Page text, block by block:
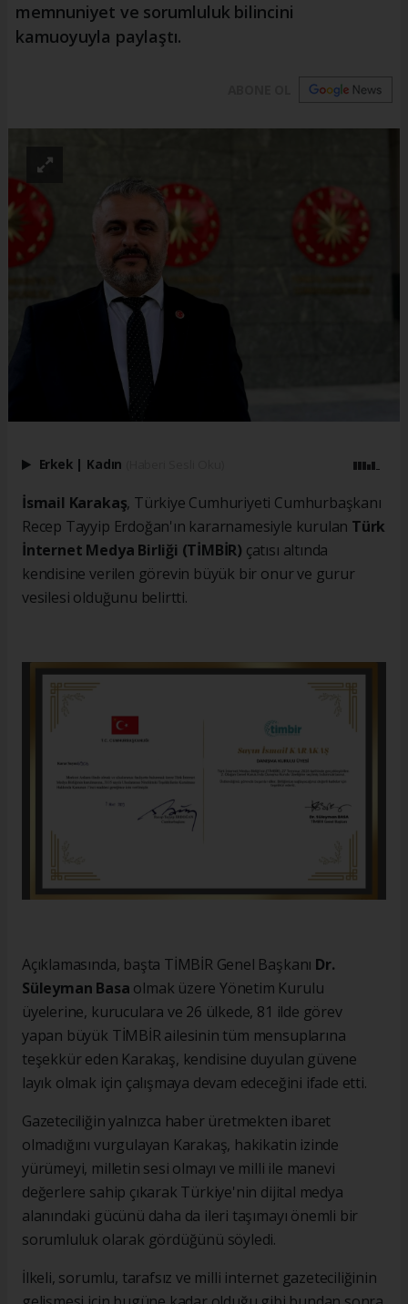
memnuniyet ve sorumluluk bilincini
kamuoyuyla paylaştı.
Erkek | Kadın
İsmail Karakaş, Türkiye Cumhuriyeti Cumhurbaşkanı
Recep Tayyip Erdoğan'ın kararnamesiyle kurulan Türk
İnternet Medya Birliği (TİMBİR) çatısı altında
kendisine verilen görevin büyük bir onur ve gurur
vesilesi olduğunu belirtti.
Açıklamasında, başta TİMBİR Genel Başkanı Dr.
Süleyman Basa olmak üzere Yönetim Kurulu
üyelerine, kuruculara ve 26 ülkede, 81 ilde görev
yapan büyük TİMBİR ailesinin tüm mensuplarına
teşekkür eden Karakaş, kendisine duyulan güvene
layık olmak için çalışmaya devam edeceğini ifade etti.
Gazeteciliğin yalnızca haber üretmekten ibaret
olmadığını vurgulayan Karakaş, hakikatin izinde
yürümeyi, milletin sesi olmayı ve milli ile manevi
değerlere sahip çıkarak Türkiye'nin dijital medya
alanındaki gücünü daha da ileri taşımayı önemli bir
sorumluluk olarak gördüğünü söyledi.
İlkeli, sorumlu, tarafsız ve milli internet gazeteciliğinin